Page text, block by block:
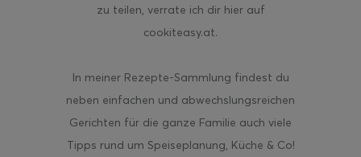
zu teilen, verrate ich dir hier auf
cookiteasy.at.
In meiner Rezepte-Sammlung findest du
neben einfachen und abwechslungsreichen
Gerichten für die ganze Familie auch viele
Tipps rund um Speiseplanung, Küche & Co!